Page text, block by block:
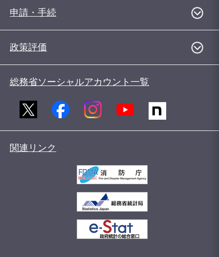
申請・手続
政策評価
総務省ソーシャルアカウント一覧
関連リンク